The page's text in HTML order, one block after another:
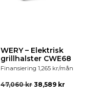
WERY – Elektrisk
grillhalster CWE68
Finansiering 1,265 kr/mån
47,060kr 38,589 kr